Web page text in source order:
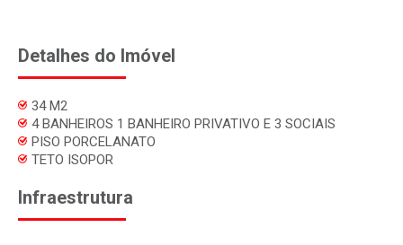
Detalhes do Imóvel
34 M2
4 BANHEIROS 1 BANHEIRO PRIVATIVO E 3 SOCIAIS
PISO PORCELANATO
TETO ISOPOR
Infraestrutura